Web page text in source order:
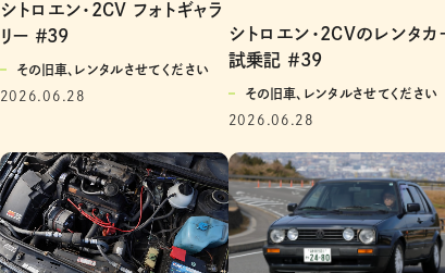
シトロエン・2CV フォトギャラ
リー ＃39
その旧車、レンタルさせてください
2026.06.28
シトロエン・2CVのレンタカ
試乗記 ＃39
その旧車、レンタルさせてください
2026.06.28